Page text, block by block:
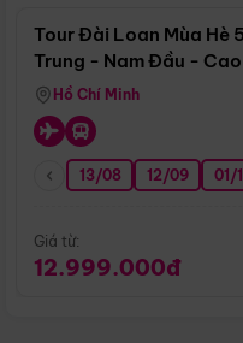
Tour Đài Loan Mùa
Trung - Nam Đầu -
Hồ Chí Minh
13/08 12/09 01/
Giá từ:
12.999.000đ